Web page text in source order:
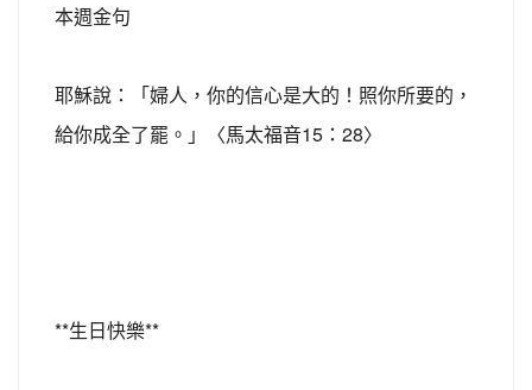
本週金句
耶穌說：「婦人，你的信心是大的！照你所要的，
給你成全了罷。」〈馬太福音15：28〉
**生日快樂**